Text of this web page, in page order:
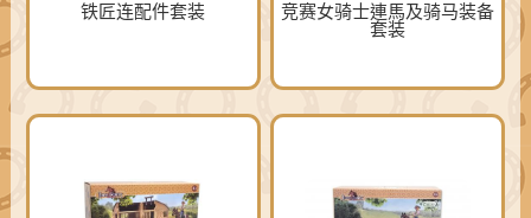
铁匠连配件套装
竞赛女骑士連馬及骑马装备
套装